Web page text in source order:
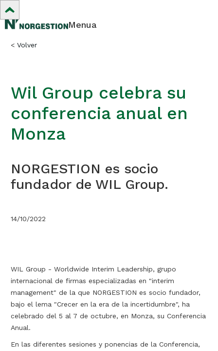
Menua
< Volver
Wil Group celebra su
conferencia anual en
Monza
NORGESTION es socio
fundador de WIL Group.
14/10/2022
WIL Group - Worldwide Interim Leadership, grupo
internacional de firmas especializadas en "interim
management" de la que NORGESTION es socio fundador,
bajo el lema "Crecer en la era de la incertidumbre", ha
celebrado del 5 al 7 de octubre, en Monza, su Conferencia
Anual.
En las diferentes sesiones y ponencias de la Conferencia,